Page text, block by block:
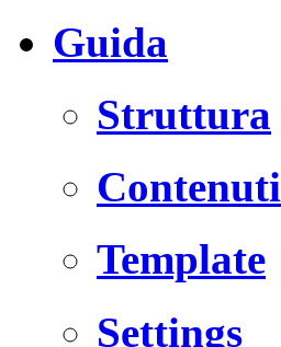
Guida
Struttura
Contenuti
Template
Settings